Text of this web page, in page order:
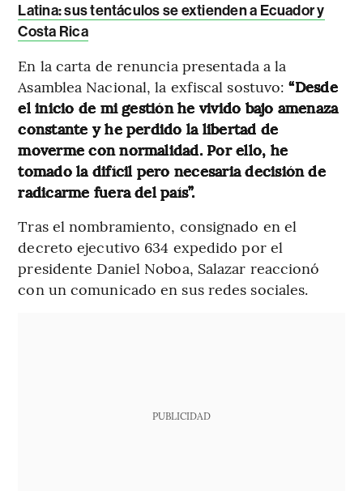
Latina: sus tentáculos se extienden a Ecuador y
Costa Rica
En la carta de renuncia presentada a la
Asamblea Nacional, la exfiscal sostuvo:“Desde
el inicio de mi gestión he vivido bajo amenaza
constante y he perdido la libertad de
moverme con normalidad. Por ello, he
tomado la difícil pero necesaria decisión de
radicarme fuera del país”.
Tras el nombramiento, consignado en el
decreto ejecutivo 634 expedido por el
presidente Daniel Noboa, Salazar reaccionó
con un comunicado en sus redes sociales.
PUBLICIDAD